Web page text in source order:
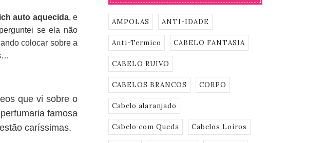
auto aquecida, e
se ela não
colocar sobre a
que vi sobre o
famosa
caríssimas.
AMPOLAS ANTI-IDADE
Anti-Termico CABELO FANTASIA
CABELO RUIVO
CABELOS BRANCOS CORPO
Cabelo alaranjado
Cabelo com Queda Cabelos Loiros